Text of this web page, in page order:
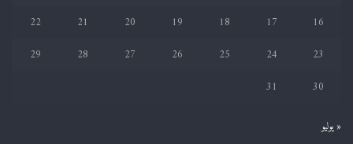
16
17
18
19
20
21
22
23
24
25
26
27
28
29
30
31
« يوليو